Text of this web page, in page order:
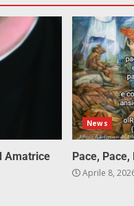
Amatrice
News
Pace, Pace,
Aprile 8,